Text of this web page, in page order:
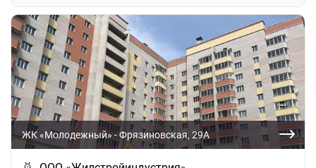
ЖК «Молодежный» - Фрязиновская, 29А